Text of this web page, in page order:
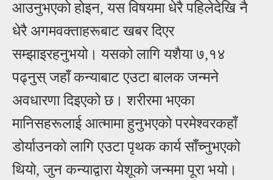
आउनुभएको होइन, यस विषयमा धेरै पहिलेदेखि नै
धेरै अगमवक्ताहरूबाट खबर दिएर
सम्झाइरहनुभयो। यसको लागि यशैया ७,१४
पढ्नुस् जहाँ कन्याबाट एउटा बालक जन्मने
अवधारणा दिइएको छ।शरीरमाभएका
मानिसहरूलाई आत्मामा हुनुभएको परमेश्वरकहाँ
डोर्याउनको लागिएउटा पृथक कार्य साँच्नुभएको
थियो, जुन कन्याद्वारा येशूको जन्ममा पूरा भयो।